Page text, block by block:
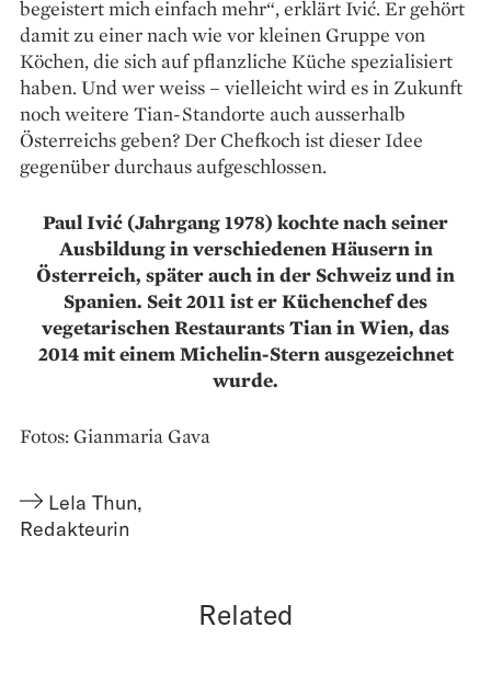
begeistert mich einfach mehr“, ­erklärt Ivić. Er gehört
damit zu einer nach wie vor kleinen Gruppe von
Köchen, die sich auf pflanzliche Küche spezialisiert
haben. Und wer weiss – vielleicht wird es in Zukunft
noch weitere Tian-Standorte auch ausserhalb
Österreichs geben? Der Chefkoch ist dieser Idee
gegenüber durchaus aufgeschlossen.
Paul Ivić (Jahrgang 1978) kochte nach seiner
Ausbildung in verschiedenen Häusern in
Österreich, später auch in der Schweiz und in
Spanien. Seit 2011 ist er Küchenchef des
vegetarischen Restaurants Tian in Wien, das
2014 mit einem Michelin-Stern ausgezeichnet
wurde.
Fotos: Gianmaria Gava
Lela Thun,
Redakteurin
Related